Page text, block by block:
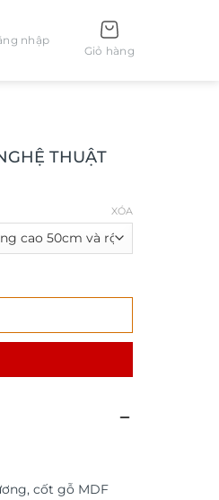
nhập
Giỏ hàng
THUẬT
XÓA
TG747 số lượng
cốt gỗ MDF